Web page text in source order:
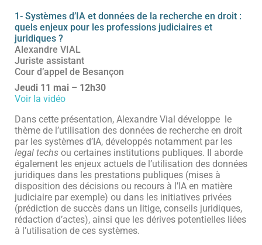
1- Systèmes d’IA et données de la recherche en droit :
quels enjeux pour les professions judiciaires et
juridiques ?
Alexandre VIAL
Juriste assistant
Cour d’appel de Besançon
Jeudi 11 mai – 12h30
Voir la vidéo
Dans cette présentation, Alexandre Vial développe le
thème de l’utilisation des données de recherche en droit
par les systèmes d’IA, développés notamment par les
legal techs ou certaines institutions publiques. Il aborde
également les enjeux actuels de l’utilisation des données
juridiques dans les prestations publiques (mises à
disposition des décisions ou recours à l’IA en matière
judiciaire par exemple) ou dans les initiatives privées
(prédiction de succès dans un litige, conseils juridiques,
rédaction d’actes), ainsi que les dérives potentielles liées
à l’utilisation de ces systèmes.